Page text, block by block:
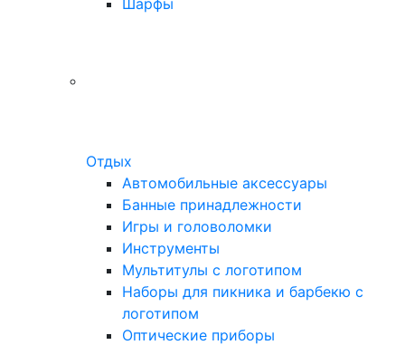
Отдых
Автомобильные аксессуары
Банные принадлежности
Игры и головоломки
Инструменты
Мультитулы с логотипом
Наборы для пикника и барбекю с
логотипом
Оптические приборы